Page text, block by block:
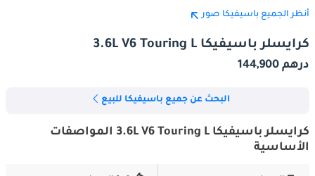
أنظر الجميع باسيفيكا صور
كرايسلر باسيفيكا 3.6L V6 Touring L
درهم 144,900
البحث عن جميع باسيفيكا للبيع
كرايسلر باسيفيكا 3.6L V6 Touring L المواصفات
الأساسية